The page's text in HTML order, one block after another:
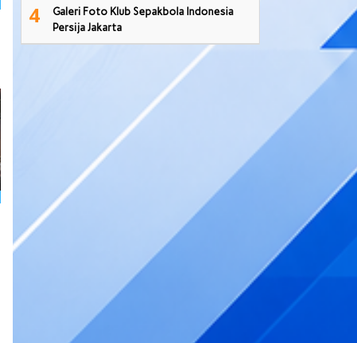
4
Galeri Foto Klub Sepakbola Indonesia
Persija Jakarta